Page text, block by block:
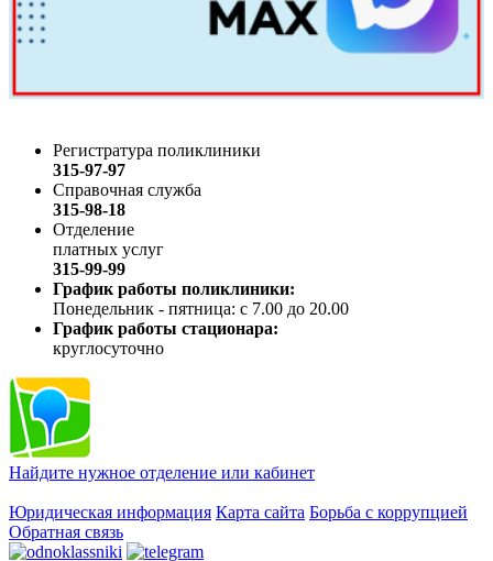
Регистратура поликлиники
315-97-97
Справочная служба
315-98-18
Отделение
платных услуг
315-99-99
График работы поликлиники:
Понедельник - пятница: с 7.00 до 20.00
График работы стационара:
круглосуточно
Найдите нужное отделение или кабинет
Юридическая информация Карта сайта Борьба с коррупцией
Обратная связь